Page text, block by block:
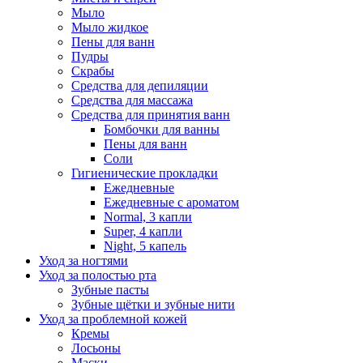
Мыло
Мыло жидкое
Пены для ванн
Пудры
Скрабы
Средства для депиляции
Средства для массажа
Средства для принятия ванн
Бомбочки для ванны
Пены для ванн
Соли
Гигиенические прокладки
Ежедневные
Ежедневные с ароматом
Normal, 3 капли
Super, 4 капли
Night, 5 капель
Уход за ногтями
Уход за полостью рта
Зубные пасты
Зубные щётки и зубные нити
Уход за проблемной кожей
Кремы
Лосьоны